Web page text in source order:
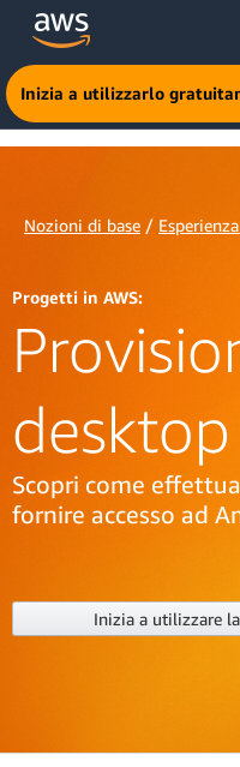
Passa al contenuto principale
Fai clic qui per
Inizia a utilizzarlo
Nozioni di base /
Progetti in AWS:
Scopri come
fornire accesso ad
Inizia a utilizzare